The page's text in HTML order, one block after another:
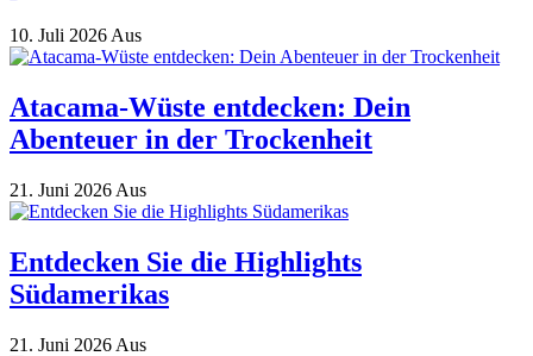
10. Juli 2026 Aus
Atacama-Wüste entdecken: Dein
Abenteuer in der Trockenheit
21. Juni 2026 Aus
Entdecken Sie die Highlights
Südamerikas
21. Juni 2026 Aus